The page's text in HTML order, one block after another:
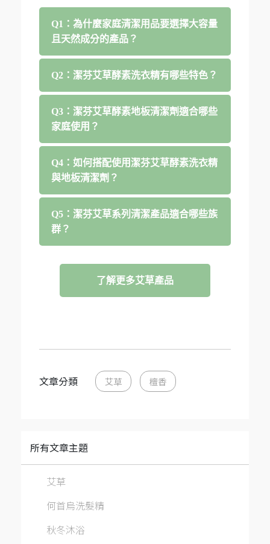
Q1：為什麼家庭清潔用品要選擇大容量
且天然成分的產品？
Q2：潔芬艾草酵素洗衣精有哪些特色？
Q3：潔芬艾草酵素地板清潔劑適合哪些
家庭使用？
Q4：如何搭配使用潔芬艾草酵素洗衣精
與地板清潔劑？
Q5：潔芬艾草系列清潔產品適合哪些族
群？
了解更多艾草產品
文章分類 艾草 檀香
所有文章主題
艾草
何首烏洗髮精
秋冬沐浴